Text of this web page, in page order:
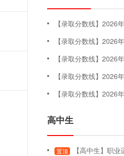
【录取分数线】2026年专科
【录取分数线】2026
【录取分数线】2026
【录取分数线】2026
【录取分数线】2026
高中生
置顶 【高中生】职业适应性